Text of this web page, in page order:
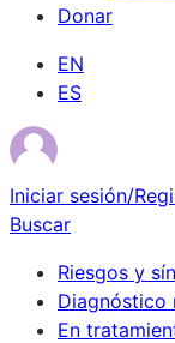
Donar
EN
ES
Iniciar sesión/
Buscar
Riesgos y
Diagnóstico
En